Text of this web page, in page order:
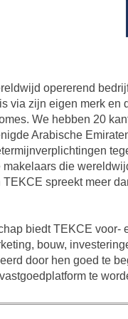
opererend
via zijn eigen merk en
We hebben 20
Arabische
die
spreekt meer
biedt TEKCE voor-
bouw,
door hen goed te
te